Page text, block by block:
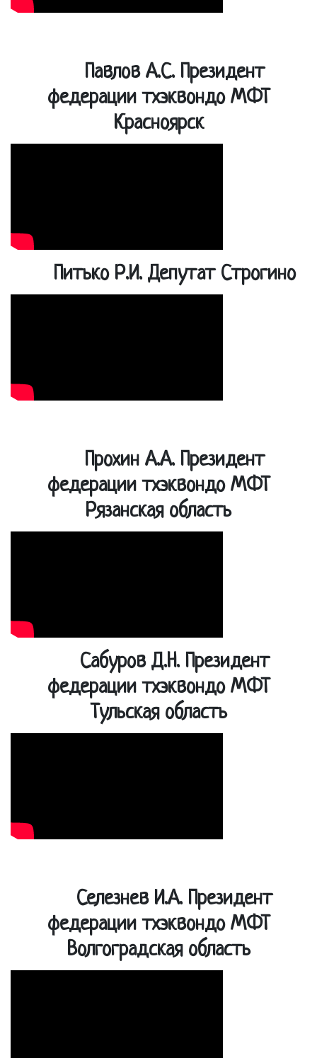
Павлов А.С. Президент
федерации тхэквондо МФТ
Красноярск
Питько Р.И. Депутат Строгино
Прохин А.А. Президент
федерации тхэквондо МФТ
Рязанская область
Сабуров Д.Н. Президент
федерации тхэквондо МФТ
Тульская область
Селезнев И.А. Президент
федерации тхэквондо МФТ
Волгоградская область